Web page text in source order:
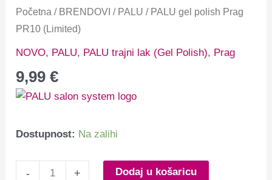
Početna / BRENDOVI / PALU / PALU gel polish Prag
PR10 (Limited)
NOVO, PALU, PALU trajni lak (Gel Polish), Prag
9,99€
Dostupnost: Na zalihi
- + Dodaj u košaricu